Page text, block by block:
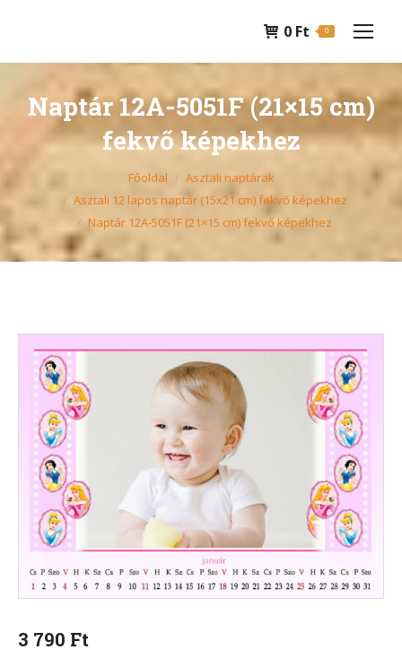
0 Ft 0
Naptár 12A-5051F (21×15 cm)
fekvő képekhez
You are here: Főoldal
Asztali naptárak
Asztali 12 lapos naptár (15x21 cm) fekvő képekhez
Naptár 12A-5051F (21×15 cm) fekvő képekhez
3 790 Ft